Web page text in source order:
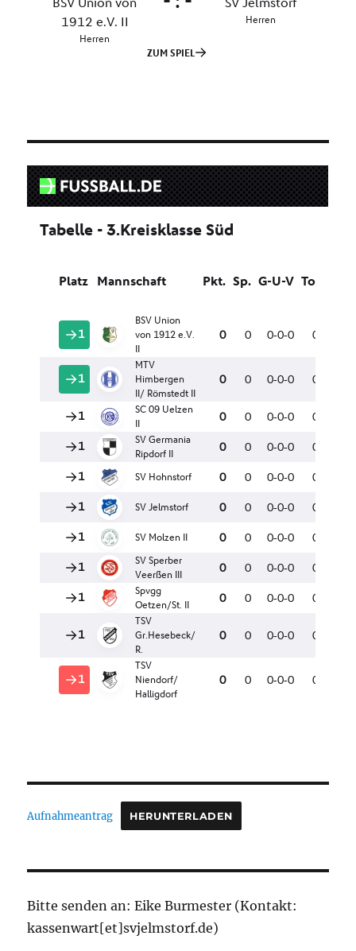
Aufnahmeantrag HERUNTERLADEN
Bitte senden an: Eike Burmester (Kontakt:
kassenwart[et]svjelmstorf.de)